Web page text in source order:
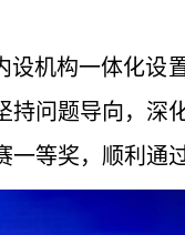
机构一体化设
问题导向，深
等奖，顺利通